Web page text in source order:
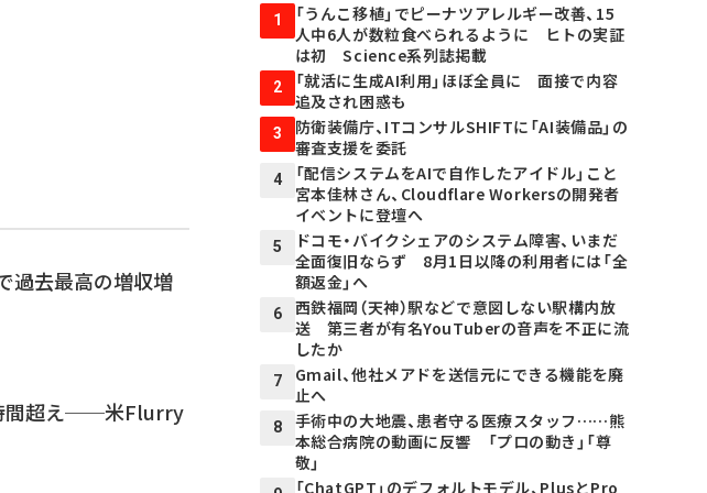
過去最高の増収増
間超え──米Flurry
1
「うんこ移植」でピーナツアレルギー改善、15
人中6人が数粒食べられるように ヒトの実証
は初 Science系列誌掲載
2
「就活に生成AI利用」ほぼ全員に 面接で内容
追及され困惑も
3
防衛装備庁、ITコンサルSHIFTに「AI装備品」の
審査支援を委託
4
「配信システムをAIで自作したアイドル」こと
宮本佳林さん、Cloudflare Workersの開発者
イベントに登壇へ
5
ドコモ・バイクシェアのシステム障害、いまだ
全面復旧ならず 8月1日以降の利用者には「全
額返金」へ
6
西鉄福岡（天神）駅などで意図しない駅構内放
送 第三者が有名YouTuberの音声を不正に流
したか
7
Gmail、他社メアドを送信元にできる機能を廃
止へ
8
手術中の大地震、患者守る医療スタッフ……熊
本総合病院の動画に反響 「プロの動き」「尊
敬」
「ChatGPT」のデフォルトモデル、PlusとPro